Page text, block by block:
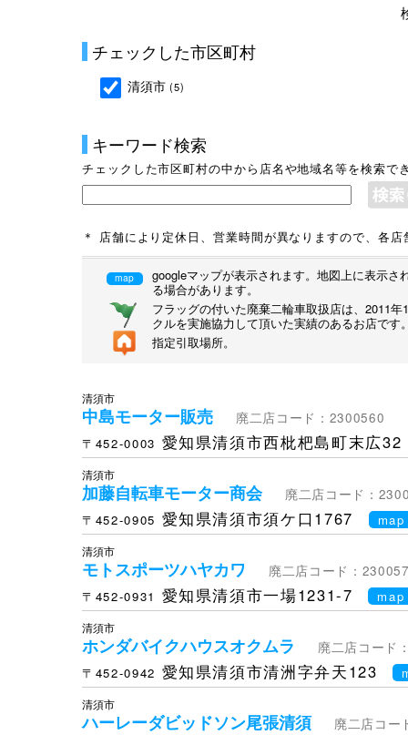
チェックした市区町村
清須市 (5)
キーワード検索
チェックした市区町村の中から店名や地域名等を検索で
＊ 店舗により定休日、営業時間が異なりますので、各
map
googleマップが表示されます。地図上に表示
る場合があります。
フラッグの付いた廃棄二輪車取扱店は、2011
クルを実施協力して頂いた実績のあるお店です
指定引取場所。
清須市
中島モーター販売
廃二店コード：2300560
〒452-0003 愛知県清須市西枇杷島町末広32
清須市
加藤自転車モーター商会
廃二店コード：
〒452-0905 愛知県清須市須ケ口1767 map
清須市
モトスポーツハヤカワ
廃二店コード：
〒452-0931 愛知県清須市一場1231-7 map
清須市
ホンダバイクハウスオクムラ
廃二店コード
〒452-0942 愛知県清須市清洲字弁天123
清須市
ハーレーダビッドソン尾張清須
廃二店コー